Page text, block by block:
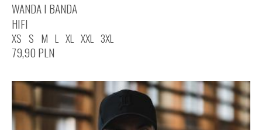
WANDA I BANDA
HIFI
XS S M L XL XXL 3XL
79,90 PLN